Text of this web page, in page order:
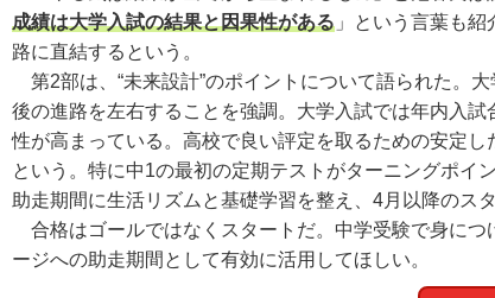
成績は大学入試の結果と因果性がある 」という言葉も
路に直結するという。
第2部は、“未来設計”のポイントについて語られた。
後の進路を左右することを強調。大学入試では年内入
性が高まっている。高校で良い評定を取るための安定
という。特に中1の最初の定期テストがターニングポイ
助走期間に生活リズムと基礎学習を整え、4月以降のス
合格はゴールではなくスタートだ。中学受験で身につ
ージへの助走期間として有効に活用してほしい。